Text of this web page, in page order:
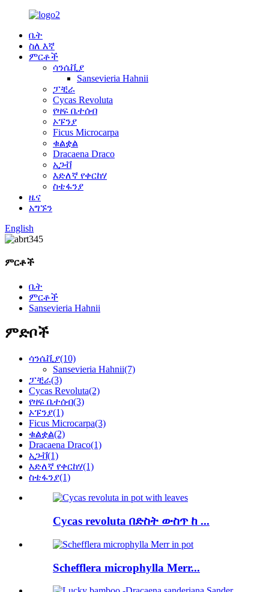
ቤት
ስለ እኛ
ምርቶች
ሳንሴቪያ
Sansevieria Hahnii
ፓቺራ
Cycas Revoluta
የዛፍ ቤተሰብ
ኦፑንያ
Ficus Microcarpa
ቁልቋል
Dracaena Draco
አጋቭ
እድለኛ የቀርከሃ
ስቴፋንያ
ዜና
አግኙን
English
ምርቶች
ቤት
ምርቶች
Sansevieria Hahnii
ምድቦች
ሳንሴቪያ(10)
Sansevieria Hahnii(7)
ፓቺራ(3)
Cycas Revoluta(2)
የዛፍ ቤተሰብ(3)
ኦፑንያ(1)
Ficus Microcarpa(3)
ቁልቋል(2)
Dracaena Draco(1)
አጋቭ(1)
እድለኛ የቀርከሃ(1)
ስቴፋንያ(1)
Cycas revoluta በድስት ውስጥ ከ ...
Schefflera microphylla Merr...